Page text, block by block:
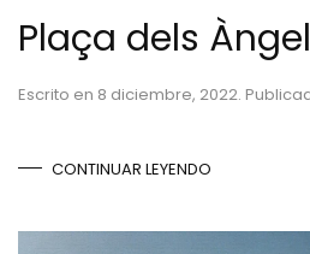
Plaça dels
Escrito en 8 diciembre, 2022.
CONTINUAR LEYENDO